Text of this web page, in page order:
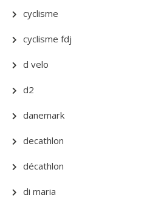
cyclisme
cyclisme fdj
d velo
d2
danemark
decathlon
décathlon
di maria